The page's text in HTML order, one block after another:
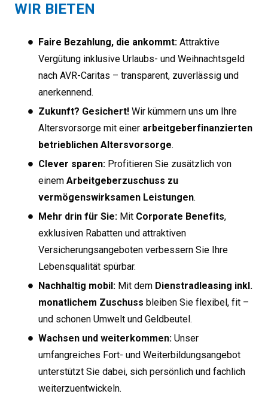
WIR BIETEN
Faire Bezahlung, die ankommt: Attraktive
Vergütung inklusive Urlaubs- und Weihnachtsgeld
nach AVR-Caritas – transparent, zuverlässig und
anerkennend.
Zukunft? Gesichert! Wir kümmern uns um Ihre
Altersvorsorge mit einer arbeitgeberfinanzierten
betrieblichen Altersvorsorge.
Clever sparen: Profitieren Sie zusätzlich von
einem Arbeitgeberzuschuss zu
vermögenswirksamen Leistungen.
Mehr drin für Sie: Mit Corporate Benefits,
exklusiven Rabatten und attraktiven
Versicherungsangeboten verbessern Sie Ihre
Lebensqualität spürbar.
Nachhaltig mobil: Mit dem Dienstradleasing inkl.
monatlichem Zuschuss bleiben Sie flexibel, fit –
und schonen Umwelt und Geldbeutel.
Wachsen und weiterkommen: Unser
umfangreiches Fort- und Weiterbildungsangebot
unterstützt Sie dabei, sich persönlich und fachlich
weiterzuentwickeln.